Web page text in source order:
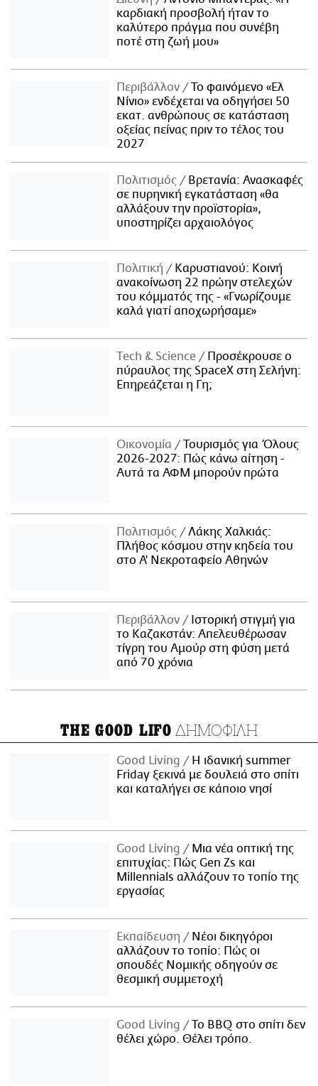
καρδιακή προσβολή ήταν το
καλύτερο πράγμα που συνέβη
ποτέ στη ζωή μου»
Περιβάλλον
Το φαινόμενο «Ελ
Νίνιο» ενδέχεται να οδηγήσει 50
εκατ. ανθρώπους σε κατάσταση
οξείας πείνας πριν το τέλος του
2027
Πολιτισμός
Βρετανία: Ανασκαφές
σε πυρηνική εγκατάσταση «θα
αλλάξουν την προϊστορία»,
υποστηρίζει αρχαιολόγος
Πολιτική
Καρυστιανού: Κοινή
ανακοίνωση 22 πρώην στελεχών
του κόμματός της - «Γνωρίζουμε
καλά γιατί αποχωρήσαμε»
Τech & Science
Προσέκρουσε ο
πύραυλος της SpaceX στη Σελήνη:
Επηρεάζεται η Γη;
Οικονομία
Τουρισμός για Όλους
2026-2027: Πώς κάνω αίτηση -
Αυτά τα ΑΦΜ μπορούν πρώτα
Πολιτισμός
Λάκης Χαλκιάς:
Πλήθος κόσμου στην κηδεία του
στο Α' Νεκροταφείο Αθηνών
Περιβάλλον
Ιστορική στιγμή για
το Καζακστάν: Απελευθέρωσαν
τίγρη του Αμούρ στη φύση μετά
από 70 χρόνια
THE GOOD LIFO ΔΗΜΟΦΙΛΗ
Good Living
Η ιδανική summer
Friday ξεκινά με δουλειά στο σπίτι
και καταλήγει σε κάποιο νησί
Good Living
Μια νέα οπτική της
επιτυχίας: Πώς Gen Zs και
Millennials αλλάζουν το τοπίο της
εργασίας
Εκπαίδευση
Νέοι δικηγόροι
αλλάζουν το τοπίο: Πώς οι
σπουδές Νομικής οδηγούν σε
θεσμική συμμετοχή
Good Living
Το BBQ στο σπίτι δεν
θέλει χώρο. Θέλει τρόπο.